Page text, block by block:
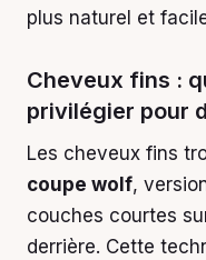
plus naturel et
Cheveux fins :
privilégier pour
Les cheveux fins
coupe wolf,
couches courtes
derrière. Cette